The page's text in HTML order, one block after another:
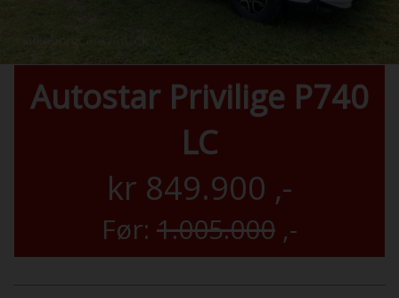
Autostar Privilige P740
LC
kr 849.900 ,-
Før: 1.005.000 ,-